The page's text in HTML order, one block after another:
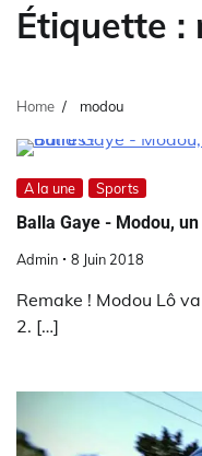
Étiquette :
Home modou
A la une Sports
Balla Gaye - Modou,
Admin 8 Juin 2018
Remake ! Modou Lô
2. […]